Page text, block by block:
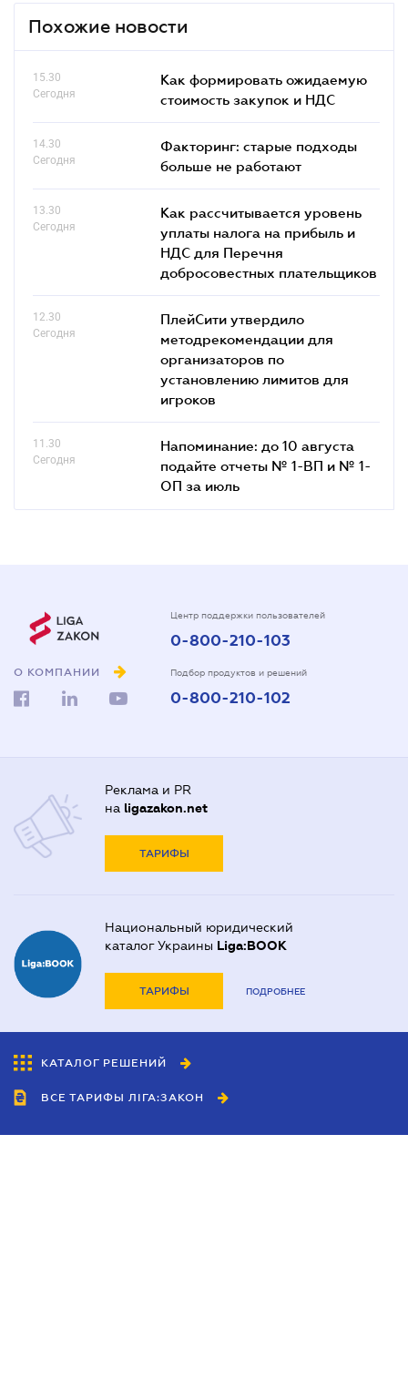
Похожие новости
15.30
Сегодня
Как формировать ожидаемую
стоимость закупок и НДС
14.30
Сегодня
Факторинг: старые подходы
больше не работают
13.30
Сегодня
Как рассчитывается уровень
уплаты налога на прибыль и
НДС для Перечня
добросовестных плательщиков
12.30
Сегодня
ПлейСити утвердило
методрекомендации для
организаторов по
установлению лимитов для
игроков
11.30
Сегодня
Напоминание: до 10 августа
подайте отчеты № 1-ВП и № 1-
ОП за июль
О КОМПАНИИ
Центр поддержки пользователей
0-800-210-103
Подбор продуктов и решений
0-800-210-102
Реклама и PR
на ligazakon.net
ТАРИФЫ
Национальный юридический
каталог Украины Liga:BOOK
ТАРИФЫ ПОДРОБНЕЕ
КАТАЛОГ РЕШЕНИЙ
ВСЕ ТАРИФЫ ЛІГА:ЗАКОН